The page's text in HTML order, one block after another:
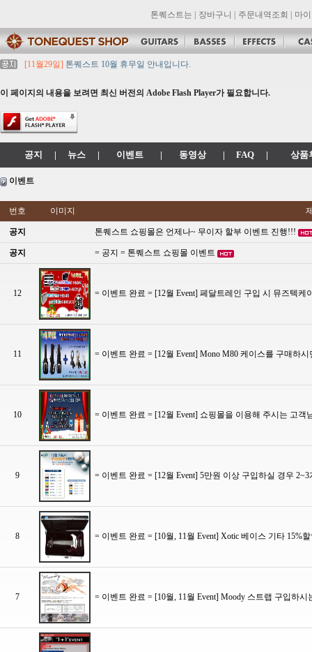
톤퀘스트는 장바구니 주문내역조회 마
[11월29일] 톤퀘스트 10월 휴무일 안내입니다.
[11월29일]톤퀘스트쇼핑몰 리뉴얼 되었습니다. -> .com 에서 .co.kr 로 변경됩
[11월29일]
[대리점 모집] Gretsch, Jackson 대리점 모집!! 그레치기타, 잭슨기
이 페이지의 내용을 보려면 최신 버전의 Adobe Flash Player가 필요합니다.
공지 | 뉴스 | 이벤트 | 동영상 | FAQ | 상품
이벤트
번호 이미지
공지 톤퀘스트 쇼핑몰은 언제나~ 무이자 할부 이벤트 진행!!!
공지 = 공지 = 톤퀘스트 쇼핑몰 이벤트
12 = 이벤트 완료 = [12월 Event] 페달트레인 구입 시 뮤즈텍
11 = 이벤트 완료 = [12월 Event] Mono M80 케이스를 구매하
10 = 이벤트 완료 = [12월 Event] 쇼핑몰을 이용해 주시는 고객
9 = 이벤트 완료 = [12월 Event] 5만원 이상 구입하실 경우
8 = 이벤트 완료 = [10월, 11월 Event] Xotic 베이스 기타
7 = 이벤트 완료 = [10월, 11월 Event] Moody 스트랩 구입하